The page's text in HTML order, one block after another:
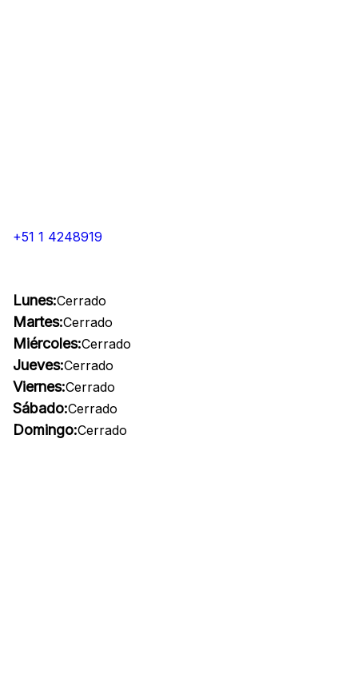
+51 1 4248919
Lunes:Cerrado
Martes:Cerrado
Miércoles:Cerrado
Jueves:Cerrado
Viernes:Cerrado
Sábado:Cerrado
Domingo:Cerrado